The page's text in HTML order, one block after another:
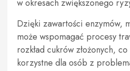
w okresach zwiększonego
Dzięki zawartości enzymów,
może wspomagać procesy
rozkład cukrów złożonych,
korzystne dla osób z